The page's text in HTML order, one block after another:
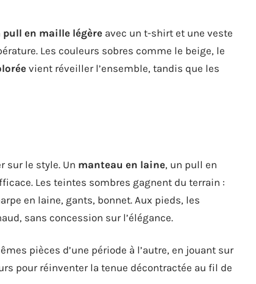
pull en maille légère avec un t-shirt et une veste
Les couleurs sobres comme le beige, le
vient réveiller l’ensemble, tandis que les
sur le style. Un manteau en laine, un pull en
Les teintes sombres gagnent du terrain :
en laine, gants, bonnet. Aux pieds, les
sans concession sur l’élégance.
pièces d’une période à l’autre, en jouant sur
pour réinventer la tenue décontractée au fil de